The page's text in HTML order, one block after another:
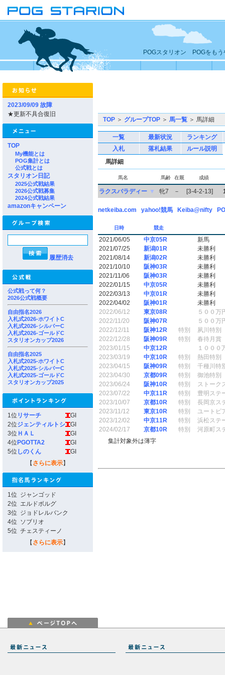
POGスタリオン POGをもう
2023/09/09 故障
★更新不具合復旧
TOP
My機能とは
POG集計とは
公式戦とは
スタリオン日記
2025公式戦結果
2026公式戦募集
2024公式戦結果
amazonキャンペーン
履歴消去
公式戦って何？
2026公式戦概要
自由指名2026
入札式2026-ホワイトC
入札式2026-シルバーC
入札式2026-ゴールドC
スタリオンカップ2026
自由指名2025
入札式2025-ホワイトC
入札式2025-シルバーC
入札式2025-ゴールドC
スタリオンカップ2025
1位 リサーチ
GI
2位ジェンティルトシ
GI
3位 ＨＡＬ
GI
4位 PGOTTA2
GI
5位 しのくん
GI
【 さらに表示】
1位 ジャンゴッド
2位 エルドボルグ
3位 ジョドレルバンク
4位 ソブリオ
5位 チェスティーノ
【 さらに表示】
TOP ＞ グループTOP ＞ 馬一覧 ＞ 馬詳細
一覧 最新状況
ランキング
入札
落札結果
ルール説明
馬詳細
馬名 馬齢 在厩 成績
ラクスバラディー ▼ 牝7 － [3-4-2-13]
netkeiba.com yahoo!競馬 Keiba@nifty
日時 競走
2021/06/05 中京05R
新馬
2021/07/25
新潟01R
未勝利
2021/08/14
新潟02R
未勝利
2021/10/10
阪神03R
未勝利
2021/11/06
阪神03R
未勝利
2022/01/15
中京05R
未勝利
2022/03/13
中京01R
未勝利
2022/04/02
阪神01R
未勝利
2022/06/12
東京08R
５００万
2022/11/20
阪神07R
５００万
2022/12/11
阪神12R 特別
夙川特別
2022/12/28
阪神09R 特別
春待月賞
2023/01/15
中京12R
１０００
2023/03/19
中京10R 特別
熱田特別
2023/04/15
阪神09R 特別
千種川特
2023/04/30
京都09R 特別
御池特別
2023/06/24
阪神10R 特別
ストーク
2023/07/22
中京11R 特別
豊明ステ
2023/10/07
京都10R 特別
長岡京ス
2023/11/12
東京10R 特別
ユートピ
2023/12/02
中京11R 特別
浜松ステ
2024/02/17
京都10R 特別
河原町ス
集計対象外は薄字